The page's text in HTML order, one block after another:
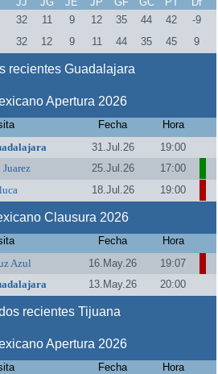
32 11 9 12 35 44 42
-9
32 12 9 11 44 35 45 9
recientes Guadalajara
Apertura 2026
Fecha
Hora
31.Jul.26
19:00
Juarez 25.Jul.26
17:00
18.Jul.26 19:00
Clausura 2026
Fecha
Hora
Azul 16.May.26
19:07
13.May.26 20:00
recientes Tijuana
Apertura 2026
Fecha
Hora